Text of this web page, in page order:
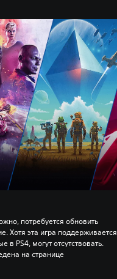
потребуется обновить
Хотя эта игра поддерживается
в PS4, могут отсутствовать.
на странице